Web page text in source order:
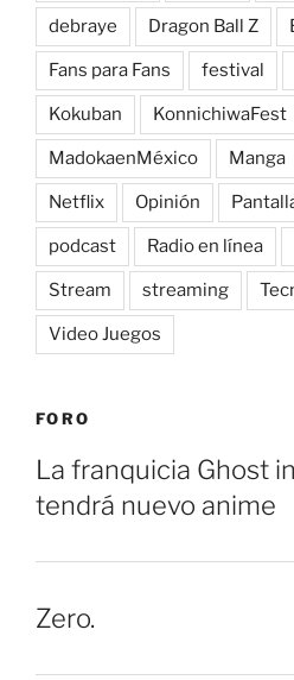
debraye Dragon Ball Z
Fans para Fans festival
Kokuban KonnichiwaFest
MadokaenMéxico Manga
Netflix Opinión
podcast Radio en línea
Stream streaming
Video Juegos
FORO
La franquicia Ghost
tendrá nuevo anime
Zero.